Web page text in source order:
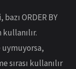
ORDER BY
kullanılır.
uymuyorsa,
sırası kullanılır